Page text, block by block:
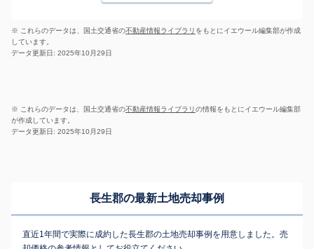
※ これらのデータは、国土交通省の不動産情報ライブラリ をもとにイエウール編集部が作成
しています。
データ更新日: 2025年10月29日
※ これらのデータは、国土交通省の不動産情報ライブラリの情報をもとにイエウール編集部
が作成しています。
データ更新日: 2025年10月29日
長生郡の最新土地売却事例
直近1年間で実際に成約した長生郡の土地売却事例を用意しました。売